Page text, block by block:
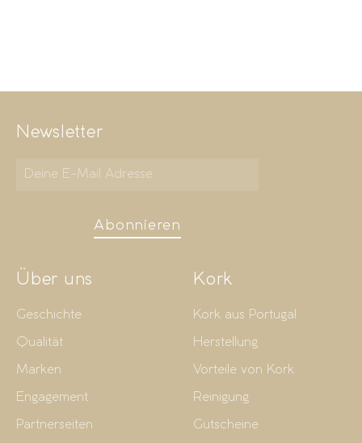
Newsletter
Abonnieren
Über uns
Geschichte
Qualität
Marken
Engagement
Partnerseiten
Kork
Kork aus Portugal
Herstellung
Vorteile von Kork
Reinigung
Gutscheine